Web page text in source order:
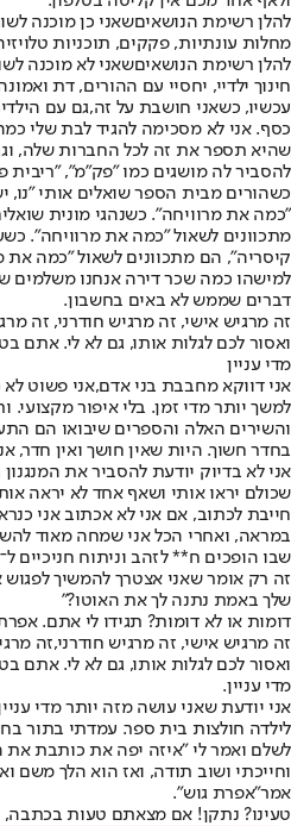
להלן רשימת הנושאיםשאני כן מוכנה
מחלות עונתיות, פקקים, תוכניות
להלן רשימת הנושאיםשאני לא מוכנה
חינוך ילדיי, יחסיי עם ההורים, דת
עכשיו, כשאני חושבת על זה,גם עם
כסף. אני לא מסכימה להגיד לבת שלי
כשהורים מבית הספר שואלים אותי "נו,
"כמה את מרוויחה". כשנהגי מונית
מתכוונים לשאול "כמה את מרוויחה".
קיסריה", הם מתכוונים לשאול "כמה את
למישהו כמה שכר דירה אנחנו משלמים
דברים שממש לא באים בחשבון.
זה מרגיש אישי, זה מרגיש חודרני, זה
ואסור לכם לגלות אותו, גם לא לי. אתם
מדי עניין
אני דווקא מחבבת בני אדם,אני פשוט
למשך יותר מדי זמן. בלי איפור מקצועי.
והשירים האלה והספרים שיבואו הם
בחדר חשוך. היות שאין חושך ואין חדר,
אני לא בדיוק יודעת להסביר את
שכולם יראו אותי ושאף אחד לא יראה
חייבת לכתוב, אם אני לא אכתוב אני
במראה, ואחרי הכל אני שמחה מאוד
זה רק אומר שאני אצטרך להמשיך
שלך באמת נתנה לך את האוטו?"
דומות או לא דומות? תגידו לי אתם.
זה מרגיש אישי, זה מרגיש חודרני,זה
ואסור לכם לגלות אותו, גם לא לי. אתם
מדי עניין.
אני יודעת שאני עושה מזה יותר מדי
לילדה חולצות בית ספר. עמדתי בתור
לשלם ואמר לי "איזה יפה את כותבת את
וחייכתי ושוב תודה, ואז הוא הלך משם
אמר"אפרת גוש".
טעינו? נתקן! אם מצאתם טעות